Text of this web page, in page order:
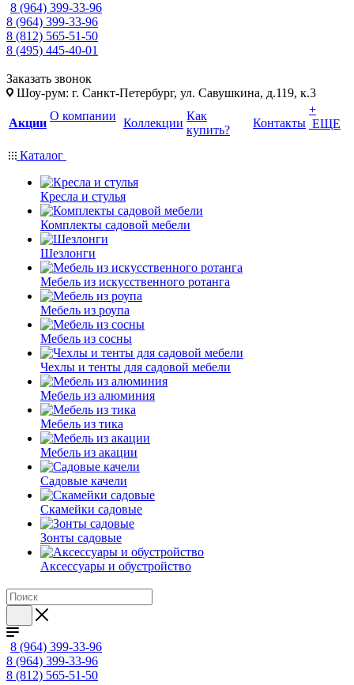
8 (964) 399-33-96
8 (964) 399-33-96
8 (812) 565-51-50
8 (495) 445-40-01
Заказать звонок
Шоу-рум: г. Санкт-Петербург, ул. Савушкина, д.119, к.3
Акции
О компании
Коллекции
Как
купить?
Контакты
+
ЕЩЕ
Каталог
Кресла и стулья
Комплекты садовой мебели
Шезлонги
Мебель из искусственного ротанга
Мебель из роупа
Мебель из сосны
Чехлы и тенты для садовой мебели
Мебель из алюминия
Мебель из тика
Мебель из акации
Садовые качели
Скамейки садовые
Зонты садовые
Аксессуары и обустройство
8 (964) 399-33-96
8 (964) 399-33-96
8 (812) 565-51-50